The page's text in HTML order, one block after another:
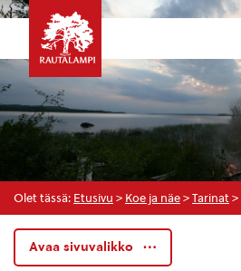
Olet tässä: Etusivu > Koe ja näe > Tarinat >
Avaa sivuvalikko